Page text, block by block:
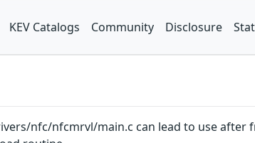
KEV Catalogs Community Disclosure
nfc/nfcmrvl/main.c can lead to use